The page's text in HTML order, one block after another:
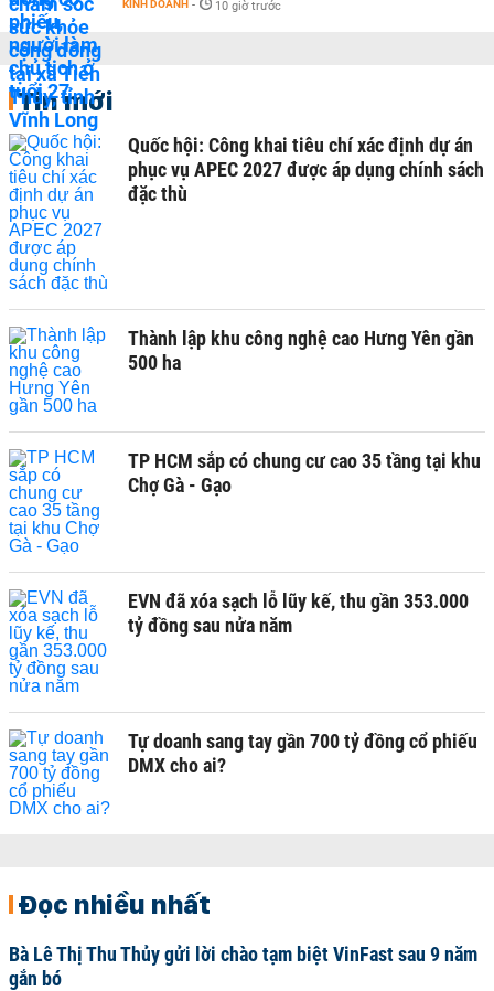
KINH DOANH - 10 giờ trước
Tin mới
Quốc hội: Công khai tiêu chí xác định dự án
phục vụ APEC 2027 được áp dụng chính sách
đặc thù
Thành lập khu công nghệ cao Hưng Yên gần
500 ha
TP HCM sắp có chung cư cao 35 tầng tại khu
Chợ Gà - Gạo
EVN đã xóa sạch lỗ lũy kế, thu gần 353.000
tỷ đồng sau nửa năm
Tự doanh sang tay gần 700 tỷ đồng cổ phiếu
DMX cho ai?
Đọc nhiều nhất
Bà Lê Thị Thu Thủy gửi lời chào tạm biệt VinFast sau 9 năm
gắn bó